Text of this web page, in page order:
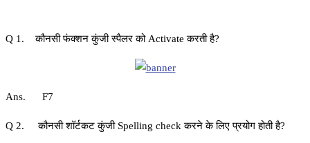
Q 1. कौनसी फंक्शन कुंजी स्‍पैलर को Activate करती है?
Ans. F7
Q 2. कौनसी शॉर्टकट कुंजी Spelling check करने के लिए प्रयोग होती है?